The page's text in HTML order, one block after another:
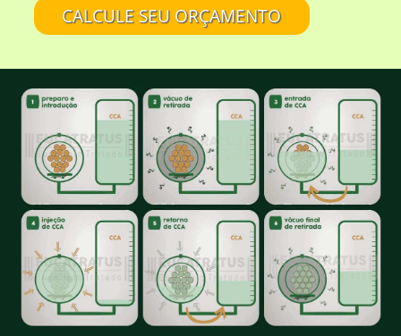
CALCULE SEU ORÇAMENTO